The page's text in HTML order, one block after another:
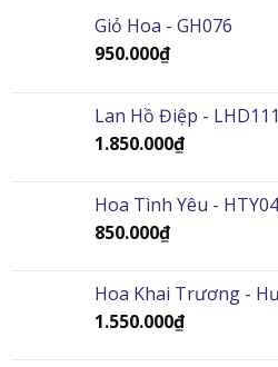
Giỏ Hoa - GH076
950.000₫
Lan Hồ Điệp - LHD111
1.850.000₫
Hoa Tình Yêu -
850.000₫
Hoa Khai Trương -
1.550.000₫